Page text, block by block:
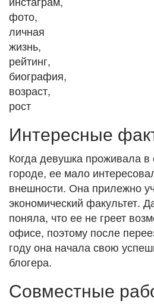
Интересные
Когда девушка проживала
городе, ее мало
внешности. Она прилежно
экономический факультет.
поняла, что ее не греет
офисе, поэтому после
году она начала свою
блогера.
Совместные